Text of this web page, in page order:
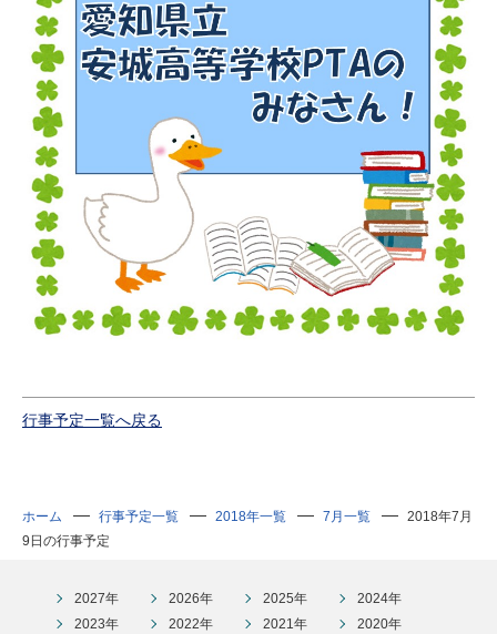
行事予定一覧へ戻る
ホーム 行事予定一覧 2018年一覧 7月一覧
2018年7月
9日の行事予定
2027年 2026年 2025年
2024年
2023年
2022年 2021年
2020年